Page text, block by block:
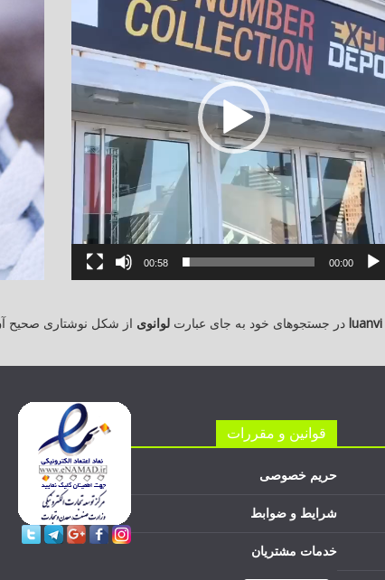
00:00
00:58
luanvi در جستجوهای خود به جای عبارت لوانوی از شکل نوشتاری صحیح
قوانین و مقررات
حریم خصوصی
شرایط و ضوابط
خدمات مشتریان